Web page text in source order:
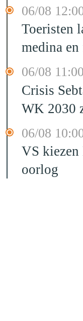
06/08
Toeristen
medina
06/08 11:00
Crisis
WK 2030
06/08
VS
oorlog